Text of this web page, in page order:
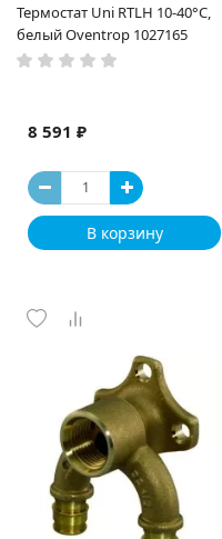
Термостат Uni RTLH 10-40°C,
белый Oventrop 1027165
8 591 ₽
В корзину